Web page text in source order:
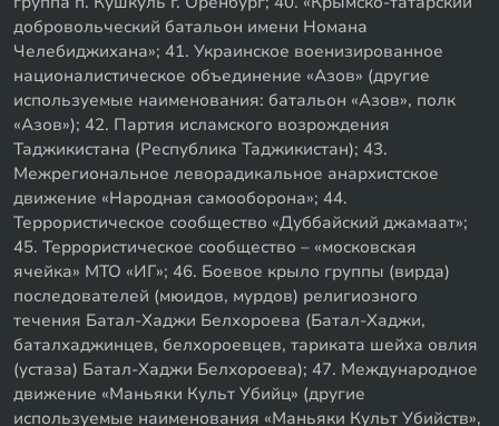
добровольческий батальон имени Номана
Челебиджихана»; 41. Украинское военизированное
националистическое объединение «Азов» (другие
используемые наименования: батальон «Азов», полк
«Азов»); 42. Партия исламского возрождения
Таджикистана (Республика Таджикистан); 43.
Межрегиональное леворадикальное анархистское
движение «Народная самооборона»; 44.
Террористическое сообщество «Дуббайский джамаат»;
45. Террористическое сообщество – «московская
ячейка» МТО «ИГ»; 46. Боевое крыло группы (вирда)
последователей (мюидов, мурдов) религиозного
течения Батал-Хаджи Белхороева (Батал-Хаджи,
баталхаджинцев, белхороевцев, тариката шейха овлия
(устаза) Батал-Хаджи Белхороева); 47. Международное
движение «Маньяки Культ Убийц» (другие
используемые наименования «Маньяки Культ Убийств»,